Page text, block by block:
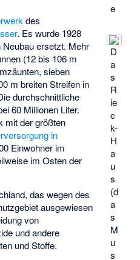
e
D
a
s
R
ie
c
k-
H
a
u
s
(d
a
s
M
u
s
des
. Es wurde 1928
Neubau ersetzt. Mehr
(12 bis 106 m
sieben
m breiten Streifen in
durchschnittliche
60 Millionen Liter.
mit der größten
in
Einwohner im
im Osten der
das wegen des
ausgewiesen
von
und andere
und Stoffe.